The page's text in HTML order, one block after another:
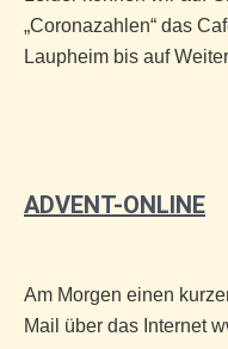
„Coronazahlen“ das
Laupheim bis auf
ADVENT-ONLINE
Am Morgen einen
Mail über das Internet